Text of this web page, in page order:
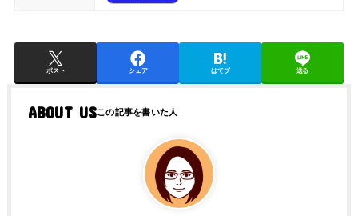
ポスト シェア はてブ 送る
ABOUT US